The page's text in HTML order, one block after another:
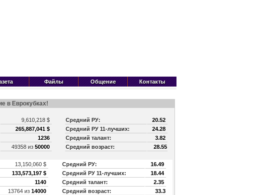
Файлы Общение Контакты
в Еврокубках!
9,610,218 $
265,887,041 $
1236
49358 из 50000
Средний РУ:
20.52
Средний РУ 11-лучших:
24.28
Средний талант:
3.82
Средний возраст:
28.55
13,150,060 $
133,573,197 $
1140
13764 из 14000
Средний РУ:
16.49
Средний РУ 11-лучших:
18.44
Средний талант:
2.35
Средний возраст:
33.3